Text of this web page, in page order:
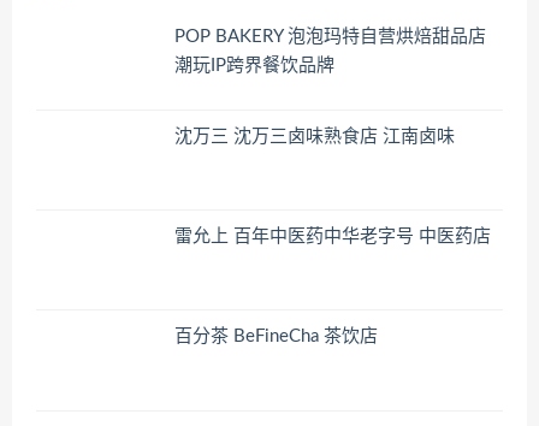
POP BAKERY 泡泡玛特自营烘焙甜品店
潮玩IP跨界餐饮品牌
沈万三 沈万三卤味熟食店 江南卤味
雷允上 百年中医药中华老字号 中医药店
百分茶 BeFineCha 茶饮店